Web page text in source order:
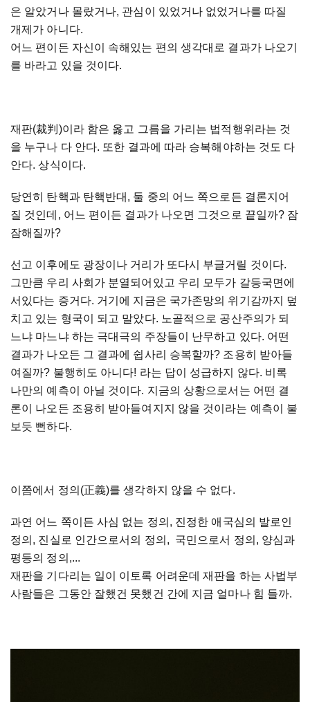
은 알았거나 몰랐거나, 관심이 있었거나 없었거나를 따질
개제가 아니다.
어느 편이든 자신이 속해있는 편의 생각대로 결과가 나오기
를 바라고 있을 것이다.
재판(裁判)이라 함은 옳고 그름을 가리는 법적행위라는 것
을 누구나 다 안다. 또한 결과에 따라 승복해야하는 것도 다
안다. 상식이다.
당연히 탄핵과 탄핵반대, 둘 중의 어느 쪽으로든 결론지어
질 것인데, 어느 편이든 결과가 나오면 그것으로 끝일까? 잠
잠해질까?
선고 이후에도 광장이나 거리가 또다시 부글거릴 것이다.
그만큼 우리 사회가 분열되어있고 우리 모두가 갈등국면에
서있다는 증거다. 거기에 지금은 국가존망의 위기감까지 덮
치고 있는 형국이 되고 말았다. 노골적으로 공산주의가 되
느냐 마느냐 하는 극대극의 주장들이 난무하고 있다. 어떤
결과가 나오든 그 결과에 쉽사리 승복할까? 조용히 받아들
여질까? 불행히도 아니다! 라는 답이 성급하지 않다. 비록
나만의 예측이 아닐 것이다. 지금의 상황으로서는 어떤 결
론이 나오든 조용히 받아들여지지 않을 것이라는 예측이 불
보듯 뻔하다.
이쯤에서 정의(正義)를 생각하지 않을 수 없다.
과연 어느 쪽이든 사심 없는 정의, 진정한 애국심의 발로인
정의, 진실로 인간으로서의 정의, 국민으로서 정의, 양심과
평등의 정의,...
재판을 기다리는 일이 이토록 어려운데 재판을 하는 사법부
사람들은 그동안 잘했건 못했건 간에 지금 얼마나 힘 들까.